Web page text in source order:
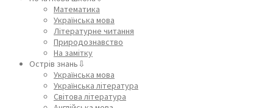
Математика
Українська мова
Літературне читання
Природознавство
На замітку
Острів знань⇩
Українська мова
Українська література
Світова література